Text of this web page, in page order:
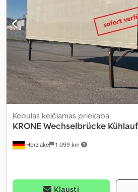
Herzlake 1 099 km
Kėbulas keičiamas priekaba
KRONEWechselbrücke
Klausti